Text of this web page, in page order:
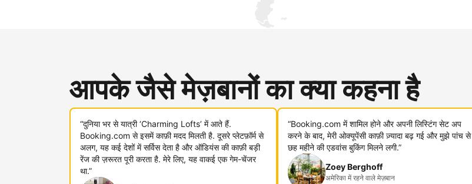
आपके जैसे मेज़बानों का क्या कहना है
“दुनिया भर से यात्री ‘Charming Lofts’ में आते हैं.
Booking.com से इसमें काफ़ी मदद मिलती है. दूसरे प्लेटफ़ॉर्म से
अलग, यह कई देशों में सर्विस देता है और ऑडियंस की काफ़ी बड़ी
रेंज की ज़रूरत पूरी करता है. मेरे लिए, यह वाकई एक गेम-चेंजर
था.”
“Booking.com में शामिल होने और अपनी लिस्टिंग सेट अप
करने के बाद, मेरी ओक्यूपेंसी काफ़ी ज़्यादा बढ़ गई और मुझे पांच से
छह महीने की एडवांस बुकिंग मिलने लगी.”
Zoey Berghoff
अमेरिका में रहने वाले मेज़बान